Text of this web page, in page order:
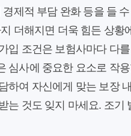
제적 부담 완화 등을 들
더해지면 더욱 힘든 상
입 조건은 보험사마다 다
심사에 중요한 요소로 작
하여 자신에게 맞는 보장
것도 잊지 마세요. 조기